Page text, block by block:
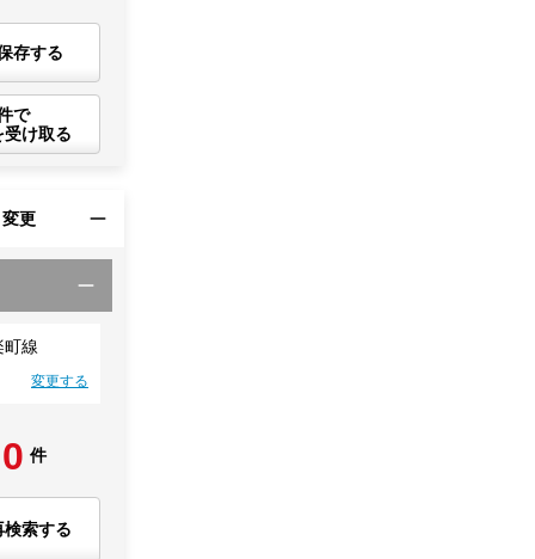
存する
で
受け取る
更
町線
変更する
0 件
検索する